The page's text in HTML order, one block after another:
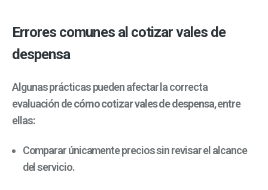
Errores comunes al cotizar vales de
despensa
Algunas prácticas pueden afectar la correcta
evaluación decómo cotizar vales de despensa, entre
ellas:
Comparar únicamente precios sin revisar el alcance
del servicio.